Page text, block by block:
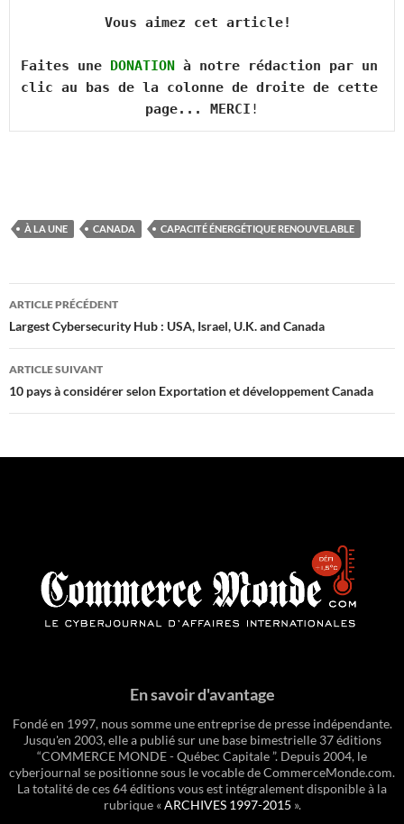
Vous aimez cet article!
Faites une DONATION à notre rédaction par un
clic au bas de la colonne de droite de cette
page... MERCI !
À LA UNE CANADA CAPACITÉ ÉNERGÉTIQUE RENOUVELABLE
Navigation
des
articles
ARTICLE PRÉCÉDENT
Largest Cybersecurity Hub : USA, Israel, U.K. and Canada
ARTICLE SUIVANT
10 pays à considérer selon Exportation et développement Canada
En savoir d'avantage
Fondé en 1997, nous somme une entreprise de presse indépendante.
Jusqu'en 2003, elle a publié sur une base bimestrielle 37 éditions
“COMMERCE MONDE - Québec Capitale ”. Depuis 2004, le
cyberjournal se positionne sous le vocable de CommerceMonde.com.
La totalité de ces 64 éditions vous est intégralement disponible à la
rubrique «ARCHIVES 1997-2015 ».